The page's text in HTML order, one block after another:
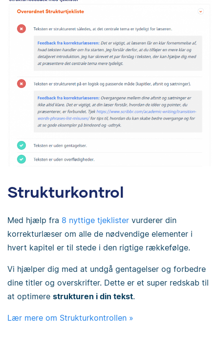
Strukturkontrol
Med hjælp fra 8 nyttige tjeklister vurderer din
korrekturlæser om alle de nødvendige elementer i
hvert kapitel er til stede i den rigtige rækkefølge.
Vi hjælper dig med at undgå gentagelser og forbedre
dine titler og overskrifter. Dette er et super redskab til
at optimere strukturen i din tekst.
Lær mere om Strukturkontrollen »